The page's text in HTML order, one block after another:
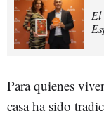
El
Para quienes
casa ha sido